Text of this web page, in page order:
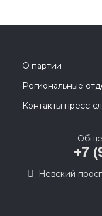
О партии
Региональные
Контакты пресс-
+7
Невский